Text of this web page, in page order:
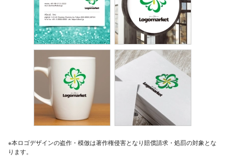
※本ロゴデザインの盗作・模倣は著作権侵害となり賠償請求・処罰の対象とな
ります。